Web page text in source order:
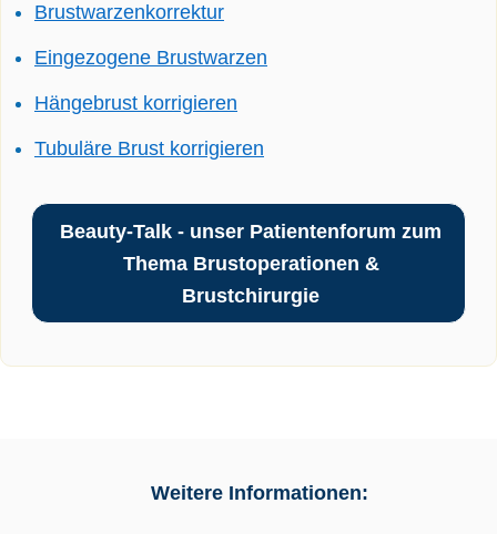
Brustwarzenkorrektur
Eingezogene Brustwarzen
Hängebrust korrigieren
Tubuläre Brust korrigieren
Beauty-Talk - unser Patientenforum zum
Thema Brustoperationen &
Brustchirurgie
Weitere Informationen: